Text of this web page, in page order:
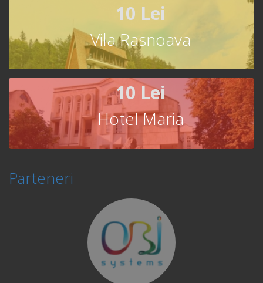
10 Lei
Vila Rasnoava
10 Lei
Hotel Maria
Parteneri